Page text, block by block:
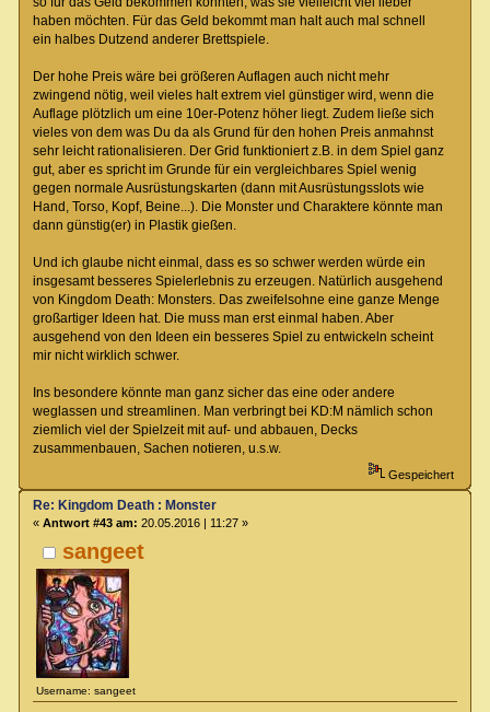
haben möchten. Für das Geld bekommt man halt auch mal schnell
ein halbes Dutzend anderer Brettspiele.
Der hohe Preis wäre bei größeren Auflagen auch nicht mehr
zwingend nötig, weil vieles halt extrem viel günstiger wird, wenn die
Auflage plötzlich um eine 10er-Potenz höher liegt. Zudem ließe sich
vieles von dem was Du da als Grund für den hohen Preis anmahnst
sehr leicht rationalisieren. Der Grid funktioniert z.B. in dem Spiel ganz
gut, aber es spricht im Grunde für ein vergleichbares Spiel wenig
gegen normale Ausrüstungskarten (dann mit Ausrüstungsslots wie
Hand, Torso, Kopf, Beine...). Die Monster und Charaktere könnte man
dann günstig(er) in Plastik gießen.
Und ich glaube nicht einmal, dass es so schwer werden würde ein
insgesamt besseres Spielerlebnis zu erzeugen. Natürlich ausgehend
von Kingdom Death: Monsters. Das zweifelsohne eine ganze Menge
großartiger Ideen hat. Die muss man erst einmal haben. Aber
ausgehend von den Ideen ein besseres Spiel zu entwickeln scheint
mir nicht wirklich schwer.
Ins besondere könnte man ganz sicher das eine oder andere
weglassen und streamlinen. Man verbringt bei KD:M nämlich schon
ziemlich viel der Spielzeit mit auf- und abbauen, Decks
zusammenbauen, Sachen notieren, u.s.w.
Gespeichert
sangeet
Username: sangeet
Re: Kingdom Death : Monster
« Antwort #43 am: 20.05.2016 | 11:27 »